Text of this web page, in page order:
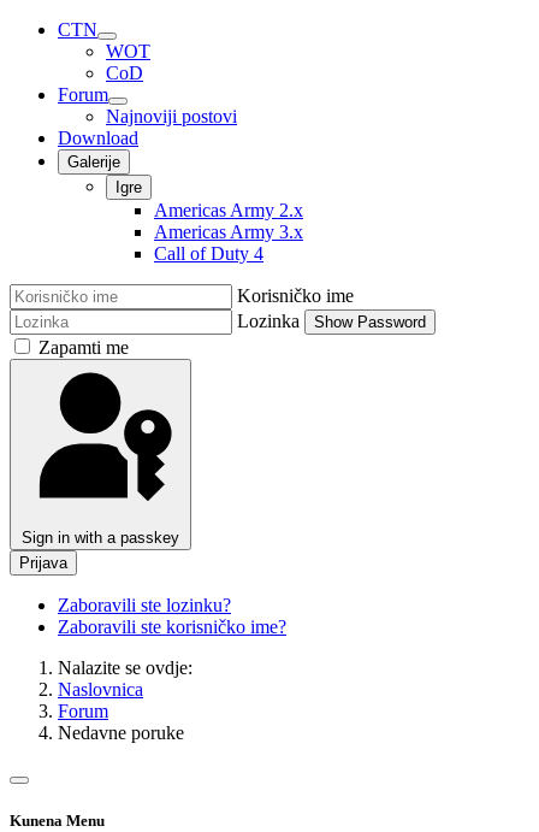
CTN
WOT
CoD
Forum
Najnoviji postovi
Download
Galerije
Igre
Americas Army 2.x
Americas Army 3.x
Call of Duty 4
Korisničko ime
Lozinka
Show Password
Zapamti me
Sign in with a passkey
Prijava
Zaboravili ste lozinku?
Zaboravili ste korisničko ime?
Nalazite se ovdje:
Naslovnica
Forum
Nedavne poruke
Kunena Menu